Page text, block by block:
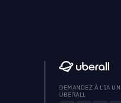
DEMANDEZ À L'IA
UBERALL